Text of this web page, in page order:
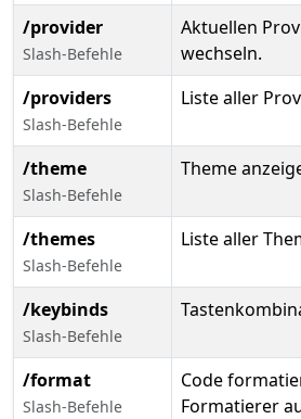
/provider
Slash-Befehle
Aktuellen
wechseln.
/providers
Slash-Befehle
Liste aller
/theme
Slash-Befehle
Theme
/themes
Slash-Befehle
Liste aller
/keybinds
Slash-Befehle
/format
Slash-Befehle
Code
Formatierer